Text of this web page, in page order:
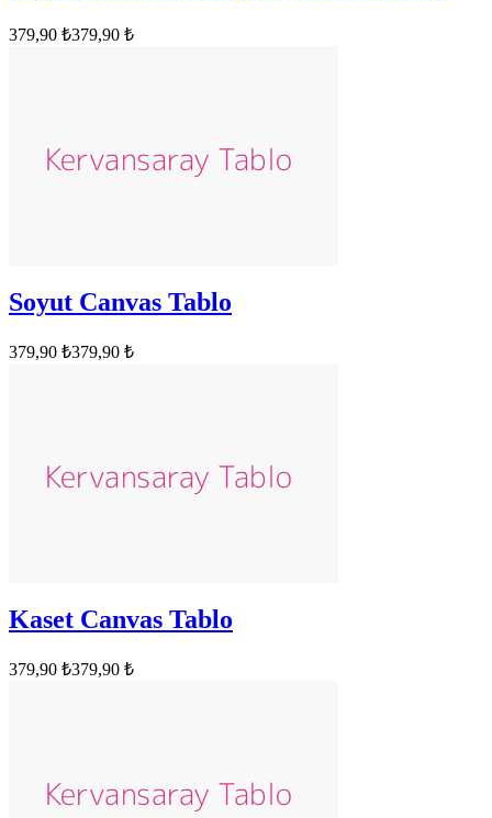
379,90 ₺379,90 ₺
Soyut Canvas Tablo
379,90 ₺379,90 ₺
Kaset Canvas Tablo
379,90 ₺379,90 ₺